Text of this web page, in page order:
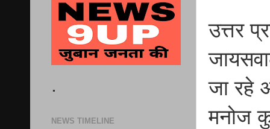
उत्तर
जा रहे
मनोज
.
NEWS TIMELINE